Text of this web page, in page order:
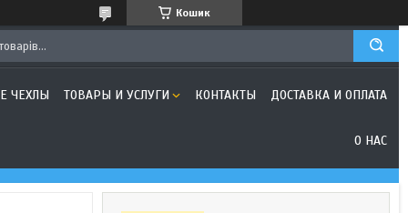
Кошик
ЧЕХЛЫ ТОВАРЫ И УСЛУГИ КОНТАКТЫ ДОСТАВКА И ОПЛАТА
О НАС